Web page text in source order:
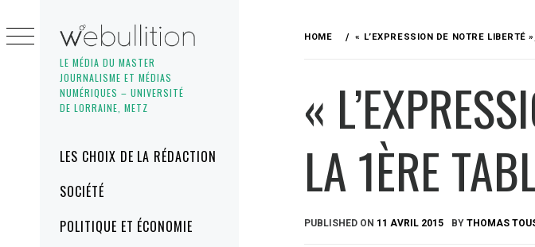
LE MÉDIA DU MASTER
JOURNALISME ET MÉDIAS
NUMÉRIQUES – UNIVERSITÉ
DE LORRAINE, METZ
MenuLES CHOIX DE LA RÉDACTION
SOCIÉTÉ
POLITIQUE ET ÉCONOMIE
to
content
HOME « L’EXPRESSION DE NOTRE LIBERTÉ
«
LA 1ÈRE
PUBLISHED ON 11 AVRIL 2015 BYTHOMAS